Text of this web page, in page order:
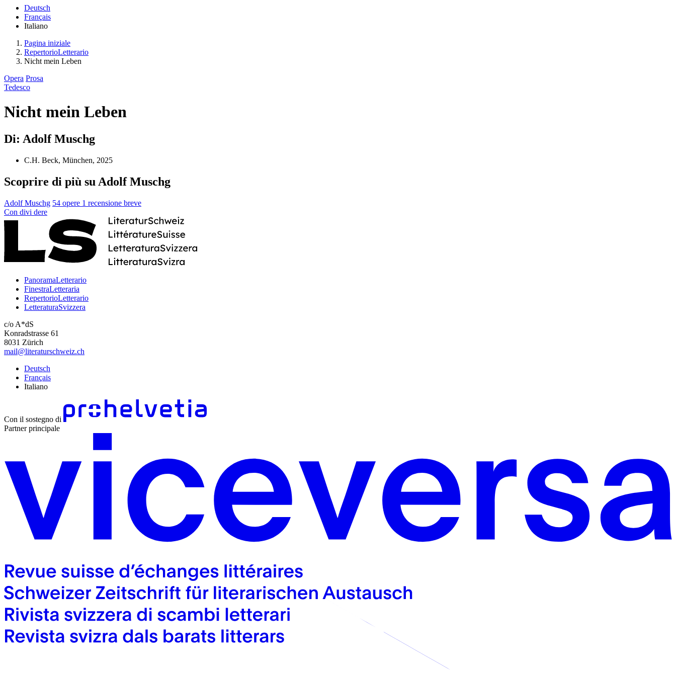
Deutsch
Français
Italiano
Pagina iniziale
RepertorioLetterario
Nicht mein Leben
Opera Prosa
Tedesco
Nicht mein Leben
Di: Adolf Muschg
C.H. Beck, München, 2025
Scoprire di più su Adolf Muschg
Adolf Muschg 54 opere 1 recensione breve
Con divi dere
PanoramaLetterario
FinestraLetteraria
RepertorioLetterario
LetteraturaSvizzera
c/o A*dS
Konradstrasse 61
8031 Zürich
mail@literaturschweiz.ch
Deutsch
Français
Italiano
Con il sostegno di
Partner principale